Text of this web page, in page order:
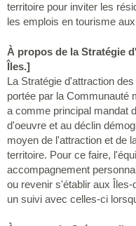
territoire pour inviter les
les emplois en tourisme
À propos de la Stratégie
Îles.]
La Stratégie d'attraction
portée par la Communauté
a comme principal mandat
d'oeuvre et au déclin
moyen de l'attraction et de
territoire. Pour ce faire,
accompagnement
ou revenir s'établir aux
un suivi avec celles-ci